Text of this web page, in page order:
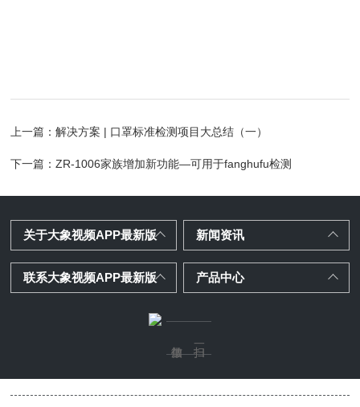
上一篇：解决方案 | 口罩标准检测项目大总结（一）
下一篇：ZR-1006家族增加新功能—可用于fanghufu检测
关于大象视频APP最新版 新闻资讯
联系大象视频APP最新版 产品中心